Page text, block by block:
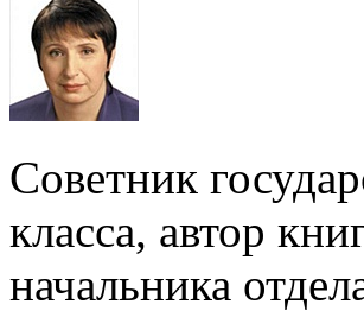
Советник
класса, автор
начальника